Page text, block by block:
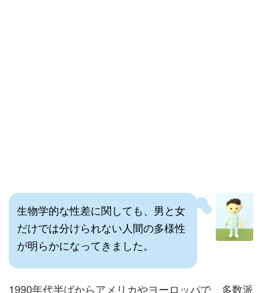
生物学的な性差に関しても、男と女
だけでは分けられない人間の多様性
が明らかになってきました。
1990年代半ばからアメリカやヨーロッパで、多数派